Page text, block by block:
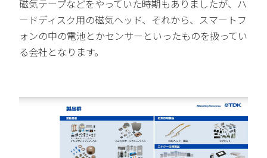
磁気テープなどをやっていた時期もありましたが、ハ
ードディスク用の磁気ヘッド、それから、スマートフ
ォンの中の電池とかセンサーといったものを扱ってい
る会社となります。